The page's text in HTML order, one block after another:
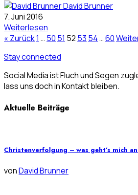
David Brunner
7. Juni 2016
Weiterlesen
« Zurück1 … 50 51 52 53 54…60
Stay connected
Social Media ist Fluch und Segen
lass uns doch in Kontakt bleiben.
Aktuelle Beiträge
Christenverfolgung – was geht’s mich
vonDavid Brunner